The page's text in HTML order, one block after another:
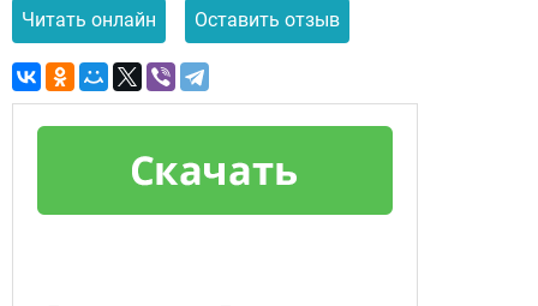
Читать онлайн Оставить отзыв